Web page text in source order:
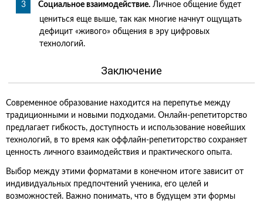
Социальное взаимодействие. Личное общение будет
цениться еще выше, так как многие начнут ощущать
дефицит «живого» общения в эру цифровых
технологий.
Заключение
Современное образование находится на перепутье между
традиционными и новыми подходами. Онлайн-репетиторство
предлагает гибкость, доступность и использование новейших
технологий, в то время как оффлайн-репетиторство сохраняет
ценность личного взаимодействия и практического опыта.
Выбор между этими форматами в конечном итоге зависит от
индивидуальных предпочтений ученика, его целей и
возможностей. Важно понимать, что в будущем эти формы